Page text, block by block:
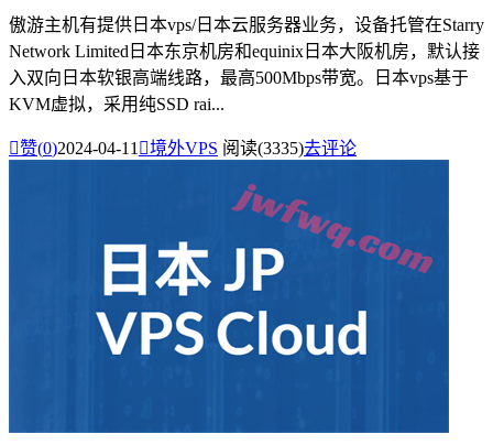
傲游主机有提供日本vps/日本云服务器业务，设备托管在Starry
Network Limited日本东京机房和equinix日本大阪机房，默认接
入双向日本软银高端线路，最高500Mbps带宽。日本vps基于
KVM虚拟，采用纯SSD rai...
赞(0)2024-04-11 境外VPS 阅读(3335)去评论